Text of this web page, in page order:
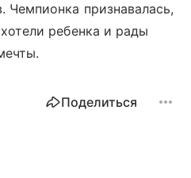
Чемпионка признавалась,
ребенка и рады
Поделиться